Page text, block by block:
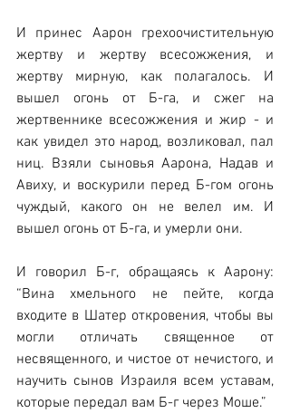
И принес Аарон грехоочистительную
жертву и жертву всесожжения, и
жертву мирную, как полагалось. И
вышел огонь от Б-га, и сжег на
жертвеннике всесожжения и жир - и
как увидел это народ, возликовал, пал
ниц. Взяли сыновья Аарона, Надав и
Авиху, и воскурили перед Б-гом огонь
чуждый, какого он не велел им. И
вышел огонь от Б-га, и умерли они.
И говорил Б-г, обращаясь к Аарону:
“Вина хмельного не пейте, когда
входите в Шатер откровения, чтобы вы
могли отличать священное от
несвященного, и чистое от нечистого, и
научить сынов Израиля всем уставам,
которые передал вам Б-г через Моше.”